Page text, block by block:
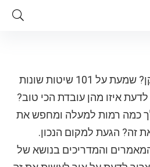
רוצה ללמוד איך לגדל זקן? שמעת על 101 שיטות שונות
איזו מהן עובדת הכי טוב?
כמה רמות למעלה ומחפש את
זה? הגעת למקום הנכון.
והמדריכים בנושא של